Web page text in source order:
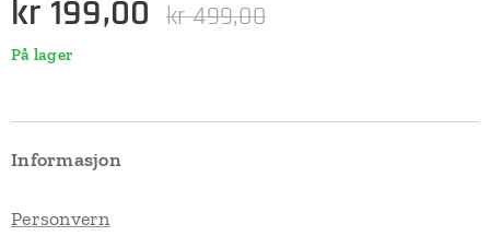
kr 199,00 kr499,00
På lager
Informasjon
Personvern